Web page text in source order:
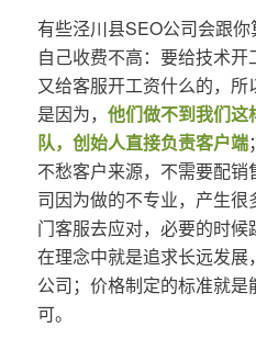
有些泾川县SEO公司会跟
自己收费不高：要给技术开
又给客服开工资什么的，
是因为， 他们做不到我们这
队，创始人直接负责客户端
不愁客户来源，不需要配
司因为做的不专业，产生
门客服去应对，必要的时
在理念中就是追求长远发
公司；价格制定的标准就
可。